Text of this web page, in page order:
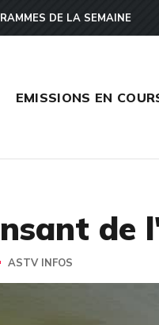
DE LA SEMAINE
EMISSIONS EN
de
ASTV INFOS